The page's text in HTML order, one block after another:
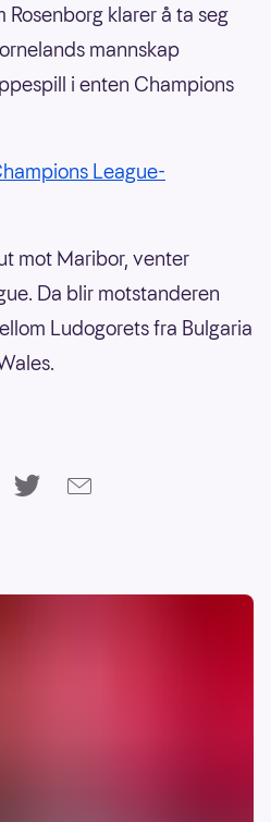
klarer å ta seg
mannskap
i enten Champions
League-
mot Maribor, venter
Da blir motstanderen
Ludogorets fra Bulgaria